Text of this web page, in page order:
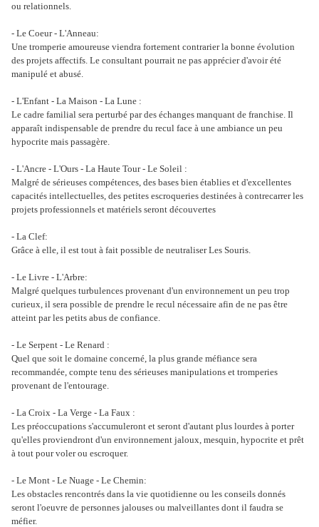
ou relationnels.
- Le Coeur - L'Anneau:
Une tromperie amoureuse viendra fortement contrarier la bonne évolution
des projets affectifs. Le consultant pourrait ne pas apprécier d'avoir été
manipulé et abusé.
- L'Enfant - La Maison - La Lune :
Le cadre familial sera perturbé par des échanges manquant de franchise. Il
apparaît indispensable de prendre du recul face à une ambiance un peu
hypocrite mais passagère.
- L'Ancre - L'Ours - La Haute Tour - Le Soleil :
Malgré de sérieuses compétences, des bases bien établies et d'excellentes
capacités intellectuelles, des petites escroqueries destinées à contrecarrer les
projets professionnels et matériels seront découvertes
- La Clef:
Grâce à elle, il est tout à fait possible de neutraliser Les Souris.
- Le Livre - L'Arbre:
Malgré quelques turbulences provenant d'un environnement un peu trop
curieux, il sera possible de prendre le recul nécessaire afin de ne pas être
atteint par les petits abus de confiance.
- Le Serpent - Le Renard :
Quel que soit le domaine concerné, la plus grande méfiance sera
recommandée, compte tenu des sérieuses manipulations et tromperies
provenant de l'entourage.
- La Croix - La Verge - La Faux :
Les préoccupations s'accumuleront et seront d'autant plus lourdes à porter
qu'elles proviendront d'un environnement jaloux, mesquin, hypocrite et prêt
à tout pour voler ou escroquer.
- Le Mont - Le Nuage - Le Chemin:
Les obstacles rencontrés dans la vie quotidienne ou les conseils donnés
seront l'oeuvre de personnes jalouses ou malveillantes dont il faudra se
méfier.